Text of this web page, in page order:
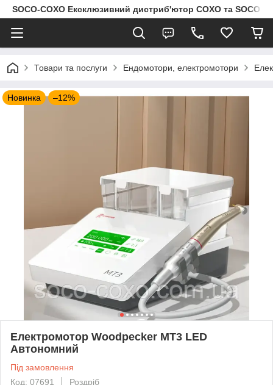
SOCO-COXO Ексклюзивний дистриб'ютор COXO та SOCO в
Товари та послуги Ендомотори, електромотори
Новинка –12%
Електромотор Woodpecker MT3 LED
Автономний
Під замовлення
Код: 07691
Роздріб